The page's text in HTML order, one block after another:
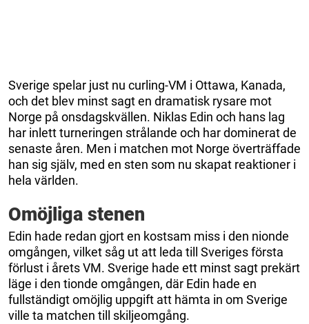
Sverige spelar just nu curling-VM i Ottawa, Kanada,
och det blev minst sagt en dramatisk rysare mot
Norge på onsdagskvällen. Niklas Edin och hans lag
har inlett turneringen strålande och har dominerat de
senaste åren. Men i matchen mot Norge överträffade
han sig själv, med en sten som nu skapat reaktioner i
hela världen.
Omöjliga stenen
Edin hade redan gjort en kostsam miss i den nionde
omgången, vilket såg ut att leda till Sveriges första
förlust i årets VM. Sverige hade ett minst sagt prekärt
läge i den tionde omgången, där Edin hade en
fullständigt omöjlig uppgift att hämta in om Sverige
ville ta matchen till skiljeomgång.